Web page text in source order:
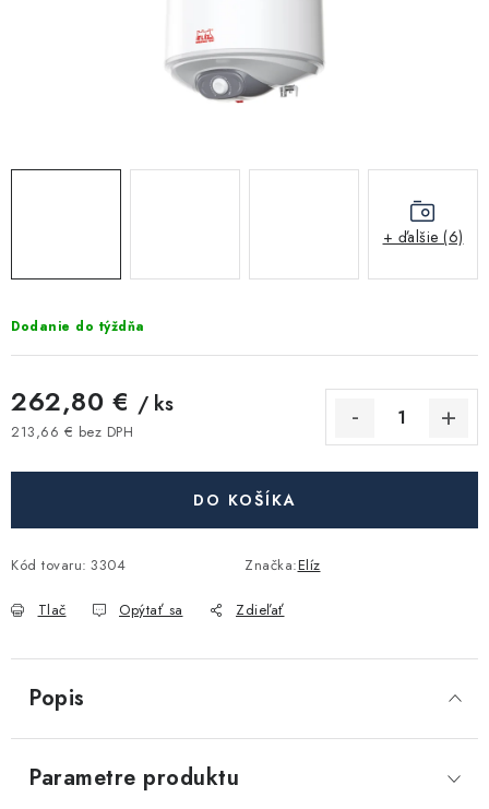
Kúrenie a chladenie
Komíny a dymovody
Vetranie a rekuperácia
Kúpeľňa a sanita
Kontakty Poštovné a doprava
Obchodné podmienky
Reklamačné podmienky
Dodanie do týždňa
262,80 € / ks
213,66 € bez DPH
DO KOŠÍKA
Kód tovaru: 3304 Značka:Elíz
Tlač Opýtať sa Zdieľať
+ ďalšie (6)
Popis
Parametre produktu